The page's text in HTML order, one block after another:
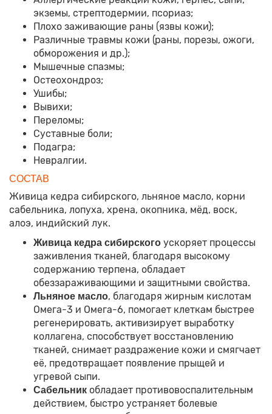
экземы, стрептодермии, псориаз;
Плохо заживающие раны (язвы кожи);
Различные травмы кожи (раны, порезы, ожоги,
обморожения и др.);
Мышечные спазмы;
Остеохондроз;
Ушибы;
Вывихи;
Переломы;
Суставные боли;
Подагра;
Невралгии.
СОСТАВ
Живица кедра сибирского, льняное масло, корни
сабельника, лопуха, хрена, окопника, мёд, воск,
алоэ, индийский лук.
Живица кедра сибирского ускоряет процессы
заживления тканей, благодаря высокому
содержанию терпена, обладает
обеззараживающими и защитными свойства.
Льняное масло, благодаря жирным кислотам
Омега-3 и Омега-6, помогает клеткам быстрее
регенерировать, активизирует выработку
коллагена, способствует восстановлению
тканей, снимает раздражение кожи и смягчает
её, предотвращает появление прыщей и
угревой сыпи.
Сабельник обладает противовоспалительным
действием, быстро устраняет болевые